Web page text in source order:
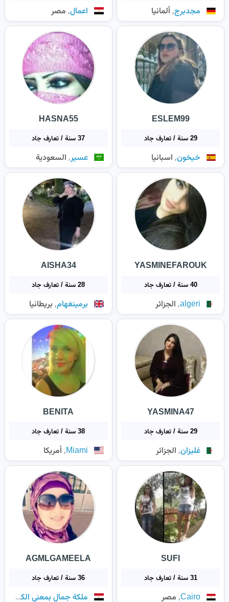
مجدبرج, ألمانيا اعمال, مصر
ESLEM99
29 سنة / تعارف جاد
خيخون, اسبانيا
HASNA55
37 سنة / تعارف جاد
عسير, السعودية
YASMINEFAROUK
40 سنة / تعارف جاد
algeri
, الجزائر
AISHA34
28 سنة / تعارف جاد
برمينغهام, بريطانيا
YASMINA47
29 سنة / تعارف جاد
غليزان, الجزائر
BENITA
38 سنة / تعارف جاد
Miami
, أمريكا
SUFI
31 سنة / تعارف جاد
Cairo
, مصر
AGMLGAMEELA
36 سنة / تعارف جاد
ملكة جمال بمعني الكلمة